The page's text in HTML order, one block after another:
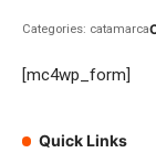
Categories: catamarca
[mc4wp_form]
Quick Links